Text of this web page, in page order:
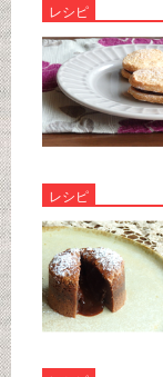
レシピ
レシピ